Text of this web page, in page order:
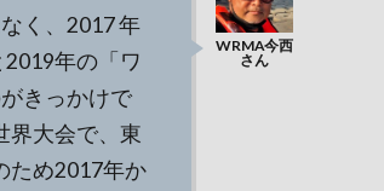
く、2017 年
年の「ワ
きっかけで
界大会で、東
ため2017年か